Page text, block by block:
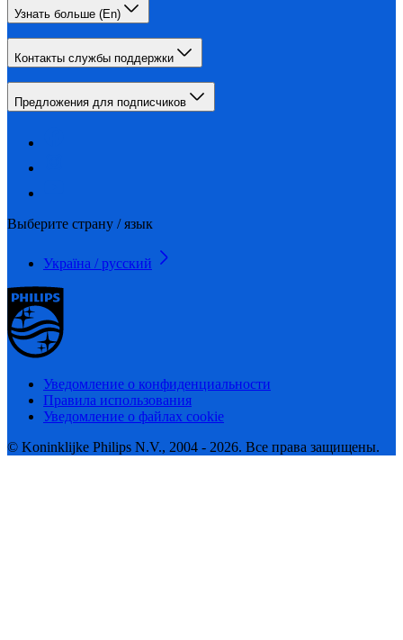
Узнать больше (En)
Контакты службы поддержки
Предложения для подписчиков
Выберите страну / язык
Україна / русский
Уведомление о конфиденциальности
Правила использования
Уведомление о файлах cookie
© Koninklijke Philips N.V., 2004 - 2026. Все права защищены.